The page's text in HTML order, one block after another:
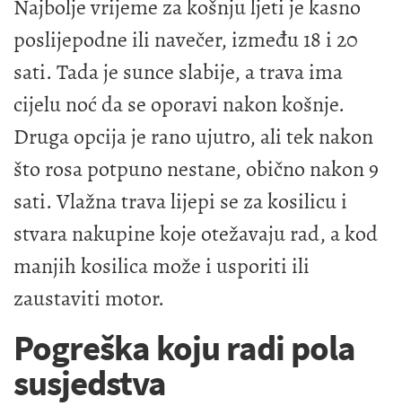
Najbolje vrijeme za košnju ljeti je kasno
poslijepodne ili navečer, između 18 i 20
sati. Tada je sunce slabije, a trava ima
cijelu noć da se oporavi nakon košnje.
Druga opcija je rano ujutro, ali tek nakon
što rosa potpuno nestane, obično nakon 9
sati. Vlažna trava lijepi se za kosilicu i
stvara nakupine koje otežavaju rad, a kod
manjih kosilica može i usporiti ili
zaustaviti motor.
Pogreška koju radi pola
susjedstva